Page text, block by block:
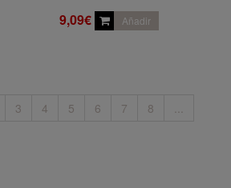
9,09€ Añadir
3 4 5 6 7 8
...